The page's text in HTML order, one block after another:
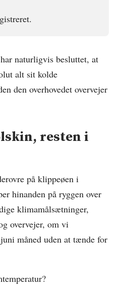
naturligvis besluttet, at
alt sit kolde
den overhovedet overvejer
resten i
på klippeøen i
hinanden på ryggen over
klimamålsætninger,
overvejer, om vi
måned uden at tænde for